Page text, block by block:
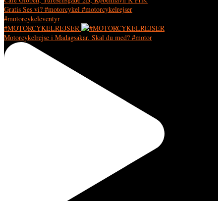
#MOTORCYKELREJSER
Motorcykelrejse i Madagsakar. Skal du med? #motor